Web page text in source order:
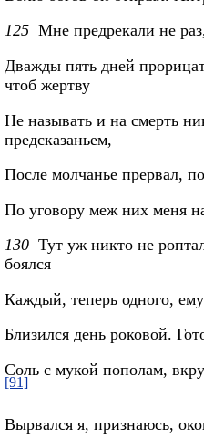
125 Мне предрекали не
Дважды пять дней
чтоб жертву
Не называть и на смерть
предсказаньем, —
После молчанье прервал,
По уговору меж них меня
130 Тут уж никто не
боялся
Каждый, теперь одного,
Близился день роковой.
Соль с мукой пополам,
[91]
Вырвался я, признаюсь,